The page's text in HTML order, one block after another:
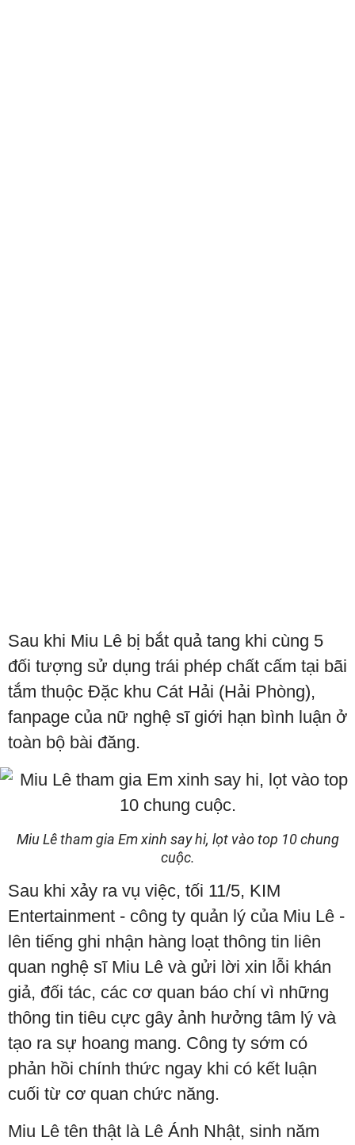
Sau khi Miu Lê bị bắt quả tang khi cùng 5
đối tượng sử dụng trái phép chất cấm tại bãi
tắm thuộc Đặc khu Cát Hải (Hải Phòng),
fanpage của nữ nghệ sĩ giới hạn bình luận ở
toàn bộ bài đăng.
Miu Lê tham gia Em xinh say hi, lọt vào top 10 chung
cuộc.
Sau khi xảy ra vụ việc, tối 11/5, KIM
Entertainment - công ty quản lý của Miu Lê -
lên tiếng ghi nhận hàng loạt thông tin liên
quan nghệ sĩ Miu Lê và gửi lời xin lỗi khán
giả, đối tác, các cơ quan báo chí vì những
thông tin tiêu cực gây ảnh hưởng tâm lý và
tạo ra sự hoang mang. Công ty sớm có
phản hồi chính thức ngay khi có kết luận
cuối từ cơ quan chức năng.
Miu Lê tên thật là Lê Ánh Nhật, sinh năm